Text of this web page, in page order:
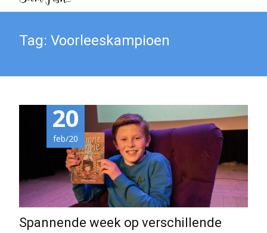
Tag: Voorleeskampioen
20
feb/20
Spannende week op verschillende